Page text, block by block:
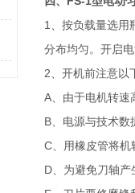
1、按负载量选用
分布均匀。开启
2、开机前注意以
A 、由于电机转
B、电源与技术数
C、用橡皮管将机
D、为避免刀轴